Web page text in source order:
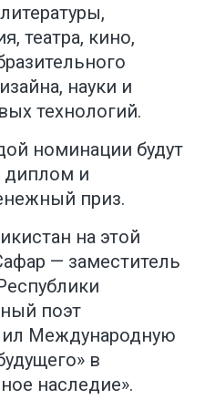
театра, кино,
науки и
технологий.
номинации будут
диплом и
приз.
на этой
— заместитель
поэт
Международную
в
наследие».